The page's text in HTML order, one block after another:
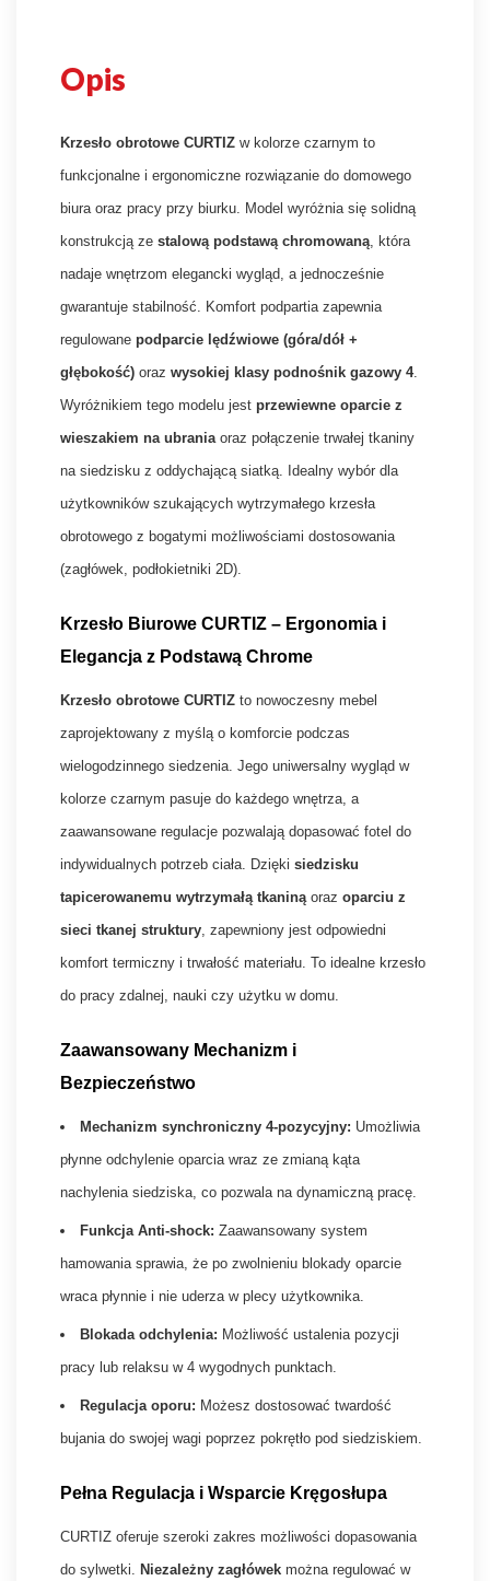
Opis
Krzesło obrotowe CURTIZ w kolorze czarnym to
funkcjonalne i ergonomiczne rozwiązanie do domowego
biura oraz pracy przy biurku. Model wyróżnia się solidną
konstrukcją ze stalową podstawą chromowaną , która
nadaje wnętrzom elegancki wygląd, a jednocześnie
gwarantuje stabilność. Komfort podpartia zapewnia
regulowane podparcie lędźwiowe (góra/dół +
głębokość) oraz wysokiej klasy podnośnik gazowy 4.
Wyróżnikiem tego modelu jest przewiewne oparcie z
wieszakiem na ubrania oraz połączenie trwałej tkaniny
na siedzisku z oddychającą siatką. Idealny wybór dla
użytkowników szukających wytrzymałego krzesła
obrotowego z bogatymi możliwościami dostosowania
(zagłówek, podłokietniki 2D).
Krzesło Biurowe CURTIZ – Ergonomia i
Elegancja z Podstawą Chrome
Krzesło obrotowe CURTIZ to nowoczesny mebel
zaprojektowany z myślą o komforcie podczas
wielogodzinnego siedzenia. Jego uniwersalny wygląd w
kolorze czarnym pasuje do każdego wnętrza, a
zaawansowane regulacje pozwalają dopasować fotel do
indywidualnych potrzeb ciała. Dzięki siedzisku
tapicerowanemu wytrzymałą tkaniną oraz oparciu z
sieci tkanej struktury , zapewniony jest odpowiedni
komfort termiczny i trwałość materiału. To idealne krzesło
do pracy zdalnej, nauki czy użytku w domu.
Zaawansowany Mechanizm i
Bezpieczeństwo
Mechanizm synchroniczny 4-pozycyjny: Umożliwia
płynne odchylenie oparcia wraz ze zmianą kąta
nachylenia siedziska, co pozwala na dynamiczną pracę.
Funkcja Anti-shock: Zaawansowany system
hamowania sprawia, że po zwolnieniu blokady oparcie
wraca płynnie i nie uderza w plecy użytkownika.
Blokada odchylenia: Możliwość ustalenia pozycji
pracy lub relaksu w 4 wygodnych punktach.
Regulacja oporu: Możesz dostosować twardość
bujania do swojej wagi poprzez pokrętło pod siedziskiem.
Pełna Regulacja i Wsparcie Kręgosłupa
CURTIZ oferuje szeroki zakres możliwości dopasowania
do sylwetki. Niezależny zagłówek można regulować w